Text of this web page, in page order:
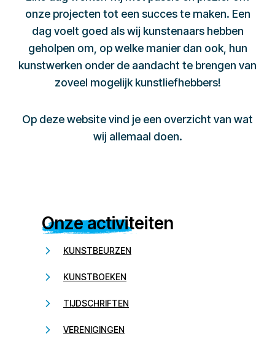
onze projecten tot een succes te maken. Een
dag voelt goed als wij kunstenaars hebben
geholpen om, op welke manier dan ook, hun
kunstwerken onder de aandacht te brengen van
zoveel mogelijk kunstliefhebbers!
Op deze website vind je een overzicht van wat
wij allemaal doen.
Onze activiteiten
KUNSTBEURZEN
KUNSTBOEKEN
TIJDSCHRIFTEN
VERENIGINGEN